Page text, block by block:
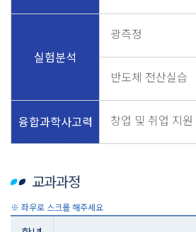
실험분석
광측정
반도체 전산실습
융합과학사고력 창업 및 취업 지원
교과과정